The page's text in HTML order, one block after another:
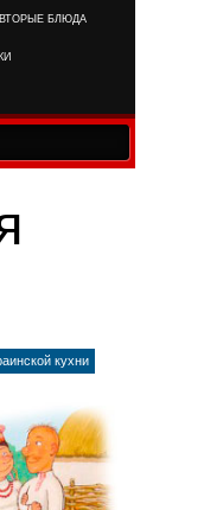
ВТОРЫЕ БЛЮДА
кухни